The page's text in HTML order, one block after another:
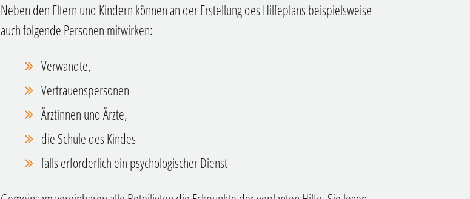
Neben den Eltern und Kindern können an der Erstellung des Hilfeplans beispielsweise
auch folgende Personen mitwirken:
Verwandte,
Vertrauenspersonen
Ärztinnen und Ärzte,
die Schule des Kindes
falls erforderlich ein psychologischer Dienst